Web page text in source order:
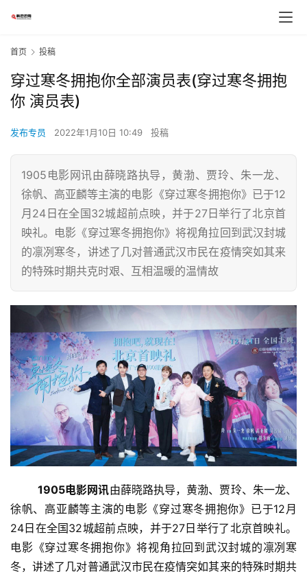
首页 投稿
穿过寒冬拥抱你全部演员表(穿过寒冬拥抱
你 演员表)
发布专员 2022年1月10日 10:49 投稿
1905电影网讯由薛晓路执导，黄渤、贾玲、朱一龙、
徐帆、高亚麟等主演的电影《穿过寒冬拥抱你》已于12
月24日在全国32城超前点映，并于27日举行了北京首
映礼。电影《穿过寒冬拥抱你》将视角拉回到武汉封城
的凛冽寒冬，讲述了几对普通武汉市民在疫情突如其来
的特殊时期共克时艰、互相温暖的温情故
1905电影网讯由薛晓路执导，黄渤、贾玲、朱一龙、
徐帆、高亚麟等主演的电影《穿过寒冬拥抱你》已于12月
24日在全国32城超前点映，并于27日举行了北京首映礼。
电影《穿过寒冬拥抱你》将视角拉回到武汉封城的凛冽寒
冬，讲述了几对普通武汉市民在疫情突如其来的特殊时期共